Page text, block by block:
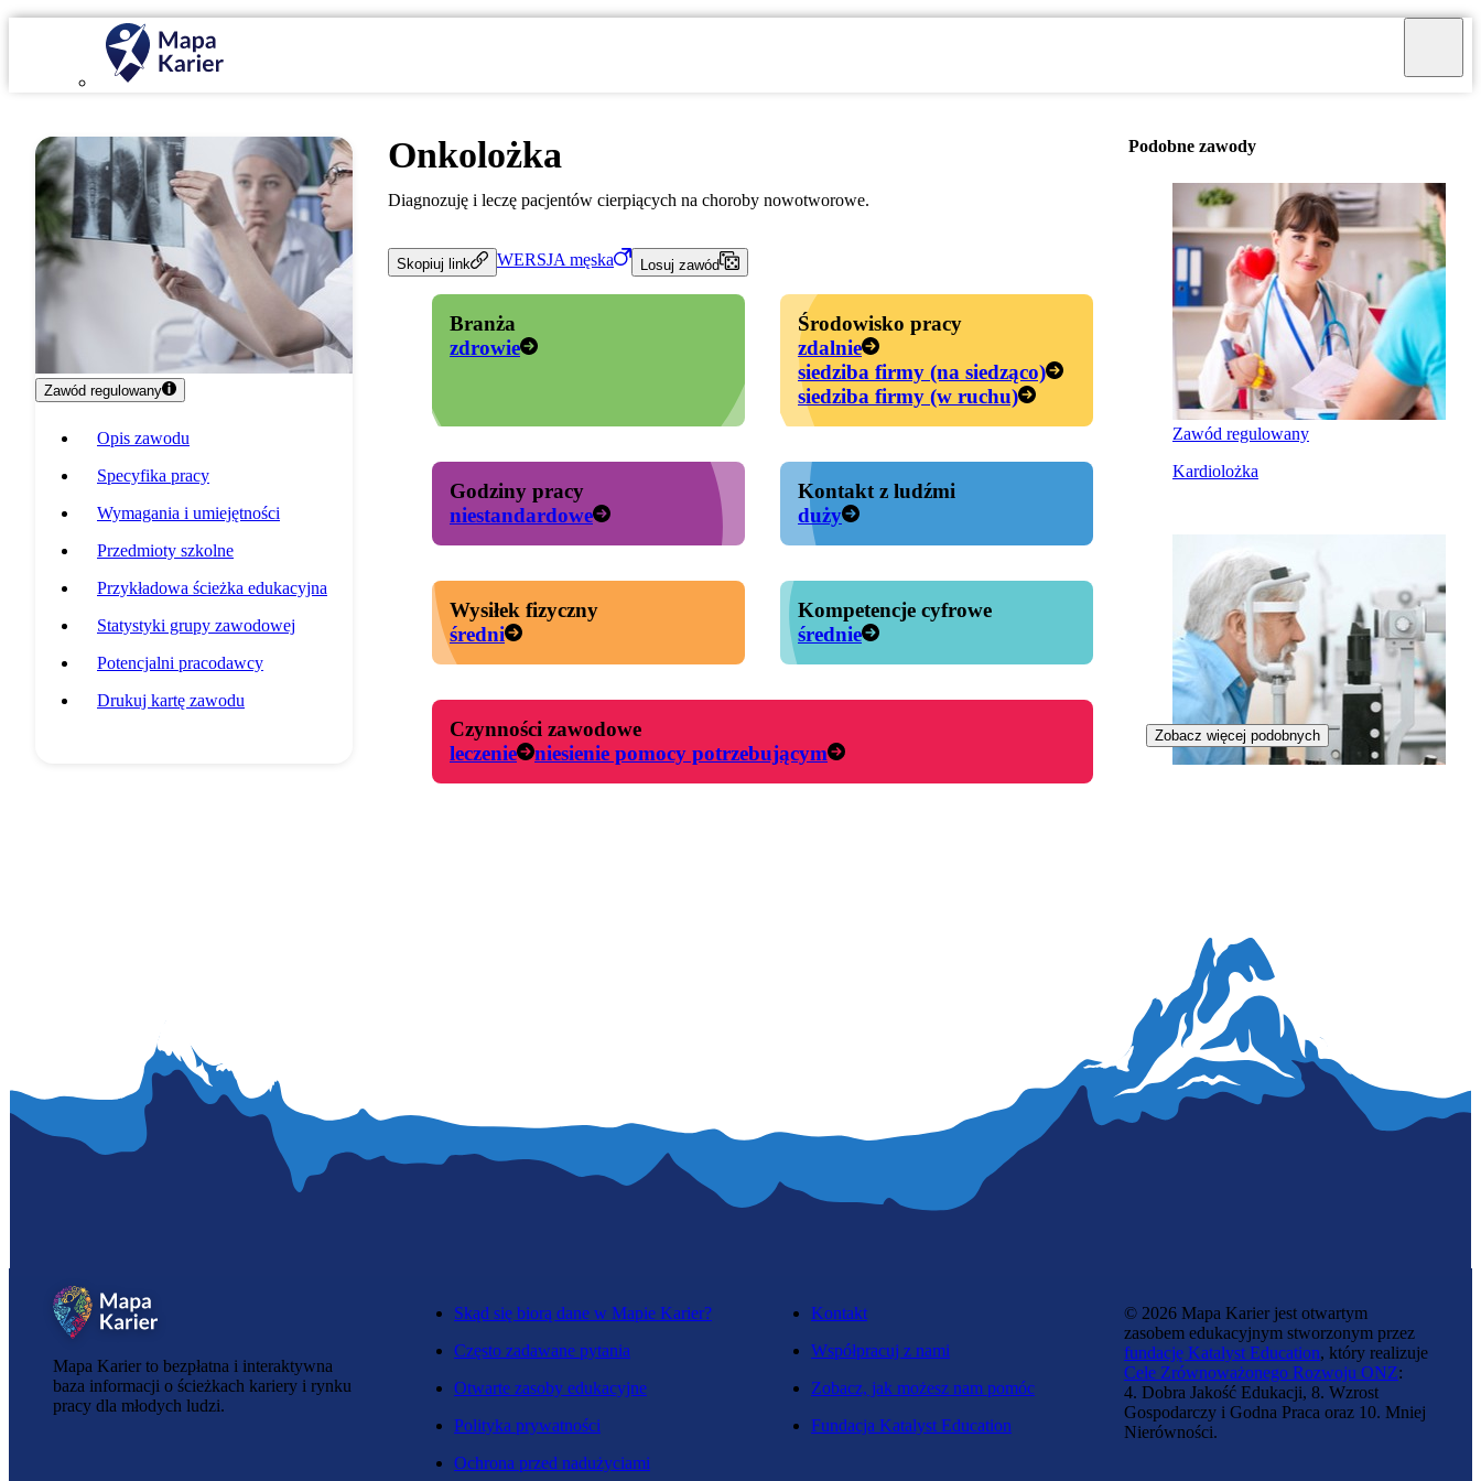
Zawód regulowany
Opis zawodu
Specyfika pracy
Wymagania i umiejętności
Przedmioty szkolne
Przykładowa ścieżka edukacyjna
Statystyki grupy zawodowej
Potencjalni pracodawcy
Drukuj kartę zawodu
Onkolożka
Diagnozuję i leczę pacjentów cierpiących na choroby nowotworowe.
Skopiuj link WERSJA męska Losuj zawód
Branża
zdrowie
Środowisko pracy
zdalnie
siedziba firmy (na siedząco)
siedziba firmy (w ruchu)
Godziny pracy
niestandardowe
Kontakt z ludźmi
duży
Wysiłek fizyczny
średni
Kompetencje cyfrowe
średnie
Czynności zawodowe
leczenie
niesienie pomocy potrzebującym
Podobne zawody
Zawód regulowany
Kardiolożka
Zobacz więcej podobnych
Mapa Karier to bezpłatna i interaktywna
baza informacji o ścieżkach kariery i rynku
pracy dla młodych ludzi.
Skąd się biorą dane w Mapie Karier?
Często zadawane pytania
Otwarte zasoby edukacyjne
Polityka prywatności
Ochrona przed nadużyciami
Kontakt
Współpracuj z nami
Zobacz, jak możesz nam pomóc
Fundacja Katalyst Education
© 2026 Mapa Karier jest otwartym
zasobem edukacyjnym stworzonym przez
fundację Katalyst Education, który realizuje
Cele Zrównoważonego Rozwoju ONZ:
4. Dobra Jakość Edukacji, 8. Wzrost
Gospodarczy i Godna Praca oraz 10. Mniej
Nierówności.